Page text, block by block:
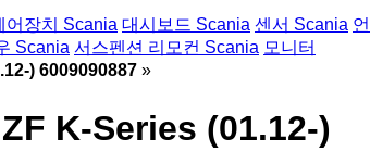
어장치 Scania 대시보드 Scania 센서 Scania 언
Scania 서스펜션 리모컨 Scania 모니터
) 6009090887 »
K-Series (01.12-)